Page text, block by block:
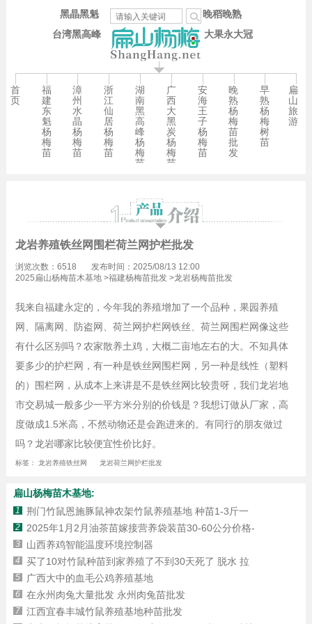
台湾黑高峰
晚稻晚熟
大果永大冠
黑晶黑魁
首
页
福
建
东
魁
杨
梅
苗
漳
州
水
晶
杨
梅
苗
浙
江
仙
居
杨
梅
苗
湖
南
黑
高
峰
杨
梅
苗
广
西
大
黑
炭
杨
梅
苗
安
海
王
子
杨
梅
苗
晚
熟
杨
梅
苗
批
发
早
熟
杨
梅
树
苗
扁
山
旅
游
龙岩养殖铁丝网围栏荷兰网护栏批发
浏览次数：6518
发布时间：2025/08/13 12:00
2025扁山杨梅苗木基地>福建杨梅苗批发>龙岩杨梅苗批发
我来自福建永定的，今年我的养殖增加了一个品种，果园养殖
网、隔离网、防盗网、荷兰网护栏网铁丝、荷兰网围栏网像这些
有什么区别吗？农家散养土鸡，大概二亩地左右的大。不知具体
要多少的护栏网，有一种是铁丝网围栏网，另一种是线性（塑料
的）围栏网，从成本上来讲是不是铁丝网比较贵呀，我们龙岩地
市交易城一般多少一平方米分别的价钱是？我想订做从厂家，高
度做成1.5米高，不然动物还是会跑进来的。有同行的朋友做过
吗？龙岩哪家比较便宜性价比好。
标签： 龙岩养殖铁丝网 龙岩荷兰网护栏批发
扁山杨梅苗木基地:
1 荆门竹鼠恩施豚鼠神农架竹鼠养殖基地 种苗1-3斤一
2 2025年1月2月油茶苗嫁接营养袋装苗30-60公分价格-
3 山西养鸡智能温度环境控制器
4 买了10对竹鼠种苗到家养殖了不到30天死了 脱水 拉
5 广西大中的血毛公鸡养殖基地
6 在永州肉兔大量批发 永州肉兔苗批发
7 江西宜春丰城竹鼠养殖基地种苗批发